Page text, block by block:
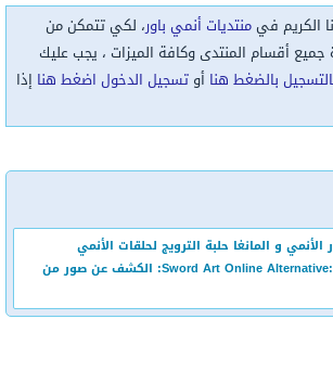
الكريم فيمنتديات أنمي باور، لكي تتمكن من
أقسام المنتدى وكافة الميزات ، يجب عليك
بالضغط هنا أوتسجيل الدخول اضغط هنا إذا
الأنمي و المانغا حلبة الترويج لحلقات الأنمي
أنمي Sword Art Online Alternative: Gun Gale Online: الكشف عن صور من